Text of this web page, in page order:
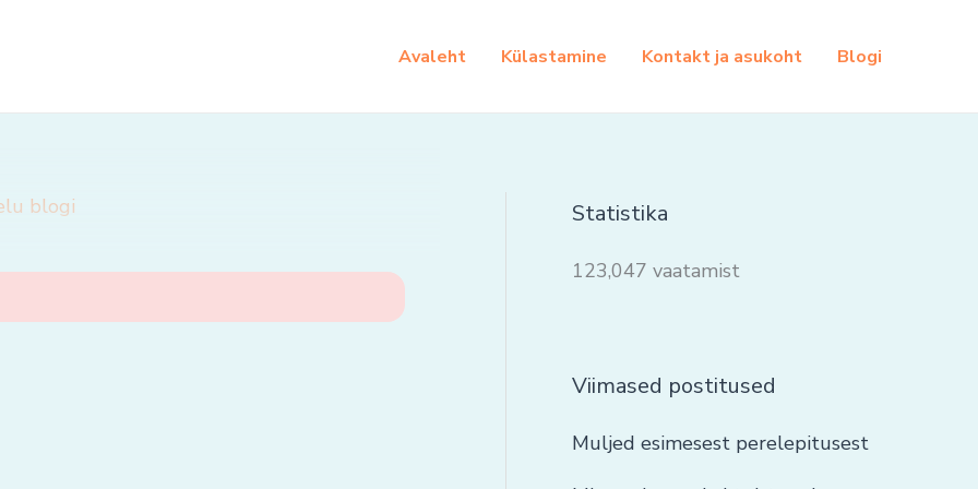
Avaleht Külastamine Kontakt ja asukoht Blogi
blogi
Statistika
123,047 vaatamist
Viimased postitused
Muljed esimesest perelepitusest